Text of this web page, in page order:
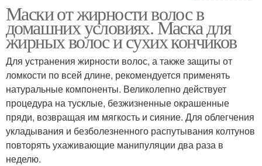
волос
Бюджетные шампуни
Шампуни против
жирности
Подходящий шампунь
Сода от жирных волос
Маски от жирности волос в
домашних условиях. Маска для
жирных волос и сухих кончиков
Для устранения жирности волос, а также защиты от
ломкости по всей длине, рекомендуется применять
натуральные компоненты. Великолепно действует
процедура на тусклые, безжизненные окрашенные
пряди, возвращая им мягкость и сияние. Для облегчения
укладывания и безболезненного распутывания колтунов
повторять ухаживающие манипуляции два раза в
неделю.